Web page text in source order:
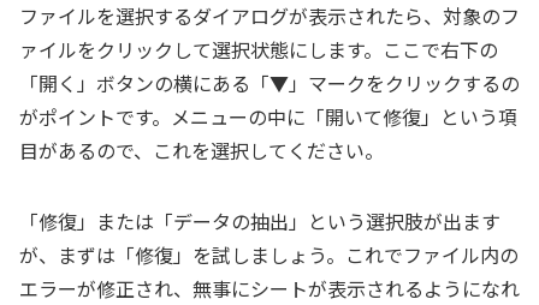
ファイルを選択するダイアログが表示されたら、対象のフ
ァイルをクリックして選択状態にします。ここで右下の
「開く」ボタンの横にある「▼」マークをクリックするの
がポイントです。メニューの中に「開いて修復」という項
目があるので、これを選択してください。
「修復」または「データの抽出」という選択肢が出ます
が、まずは「修復」を試しましょう。これでファイル内の
エラーが修正され、無事にシートが表示されるようになれ